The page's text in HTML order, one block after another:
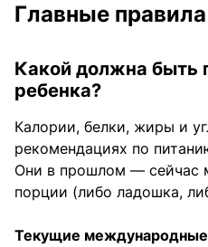
Главные правила
Какой должна быть
ребенка?
Калории, белки, жиры и
рекомендациях по
Они в прошлом — сейчас
порции (либо ладошка,
Текущие